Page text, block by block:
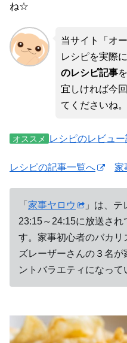
ね☆
当サイト「オ
レシピを実際
のレシピ記事
宜しければ今
てくださいね。
オススメ レシピのレビュ
レシピの記事一覧へ 家
「 家事ヤロウ
」は、
23:15～24:15に放送さ
す。家事初心者のバカリ
ズレーザーさんの３名
ントバラエティになって